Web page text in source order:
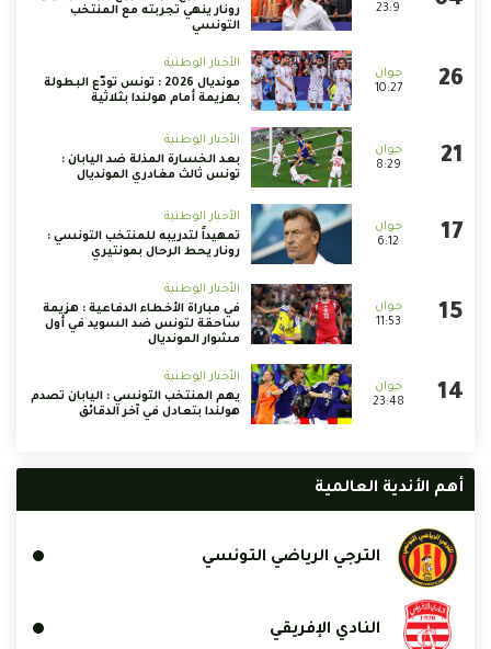
23:9
رونار ينهي تجربته مع المنتخب
التونسي
10:27
الأخبار الوطنية
مونديال 2026 : تونس تودّع البطولة
بهزيمة أمام هولندا بثلاثية
8:29
الأخبار الوطنية
بعد الخسارة المذلة ضد اليابان :
تونس ثالث مغادري المونديال
6:12
الأخبار الوطنية
تمهيداً لتدريبه للمنتخب التونسي :
رونار يحط الرحال بمونتيري
11:53
الأخبار الوطنية
في مباراة الأخطاء الدفاعية : هزيمة
ساحقة لتونس ضد السويد في أول
مشوار المونديال
23:48
الأخبار الوطنية
يهم المنتخب التونسي : اليابان تصدم
هولندا بتعادل في آخر الدقائق
أهم الأندية العالمية
الترجي الرياضي التونسي
النادي الإفريقي